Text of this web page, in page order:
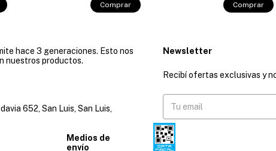
Comprar Comprar
hace 3 generaciones. Esto nos
nuestros productos.
652, San Luis, San Luis,
Newsletter
Recibí ofertas exclusivas y
Medios de
envío